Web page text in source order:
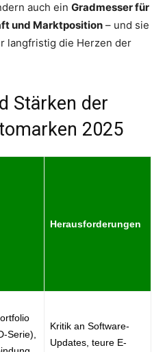
auch ein Gradmesser für
und Marktposition – und sie
langfristig die Herzen der
Stärken der
2025
Herausforderungen
Serie),
Kritik an Software-
Updates, teure E-